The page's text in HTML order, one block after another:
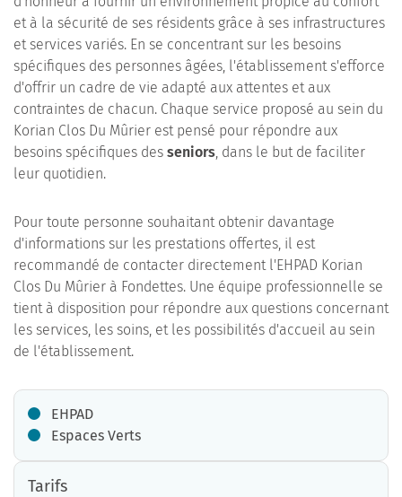
et à la sécurité de ses résidents grâce à ses infrastructures
et services variés. En se concentrant sur les besoins
spécifiques des personnes âgées, l'établissement s'efforce
d'offrir un cadre de vie adapté aux attentes et aux
contraintes de chacun. Chaque service proposé au sein du
Korian Clos Du Mûrier est pensé pour répondre aux
besoins spécifiques des seniors, dans le but de faciliter
leur quotidien.
Pour toute personne souhaitant obtenir davantage
d'informations sur les prestations offertes, il est
recommandé de contacter directement l'EHPAD Korian
Clos Du Mûrier à Fondettes. Une équipe professionnelle se
tient à disposition pour répondre aux questions concernant
les services, les soins, et les possibilités d'accueil au sein
de l'établissement.
EHPAD
Espaces Verts
Tarifs